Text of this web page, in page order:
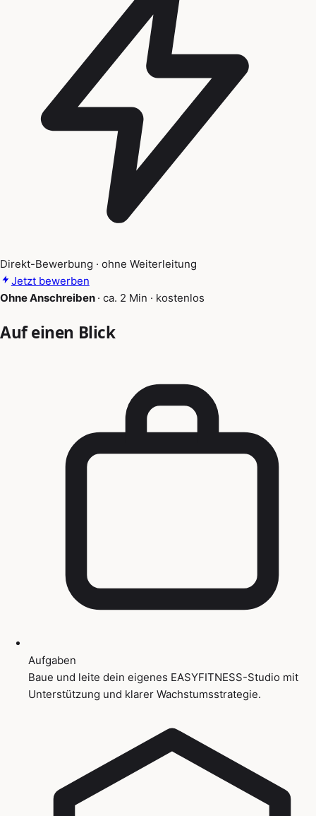
Direkt-Bewerbung · ohne Weiterleitung
Jetzt bewerben
Ohne Anschreiben · ca. 2 Min · kostenlos
Auf einen Blick
Aufgaben
Baue und leite dein eigenes EASYFITNESS-Studio mit
Unterstützung und klarer Wachstumsstrategie.